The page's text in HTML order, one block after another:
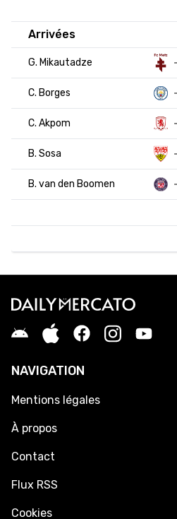
Arrivées
G. Mikautadze
C. Borges
C. Akpom
B. Sosa
B. van den Boomen
NAVIGATION
Mentions légales
À propos
Contact
Flux RSS
Cookies